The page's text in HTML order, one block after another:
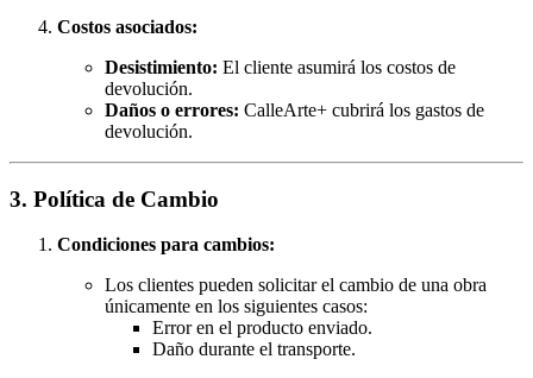
Costos asociados:
Desistimiento: El cliente asumirá los costos de
devolución.
Daños o errores: CalleArte+ cubrirá los gastos de
devolución.
3. Política de Cambio
Condiciones para cambios:
Los clientes pueden solicitar el cambio de una obra
únicamente en los siguientes casos:
Error en el producto enviado.
Daño durante el transporte.